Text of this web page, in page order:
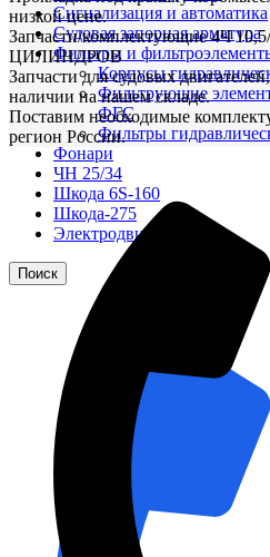
Сигнализация и автоматика
Судовая запорная арматура
Фильтры и
Корпусы
Фильтрующие
ФГС
Фильтры
Фонари
ЧН 25/34
Шкода 6S-160
Шкода-275
Электродвигатели
Поиск
низкой цене.
Запчасти/комплектующие 4Ч
ЦИЛИНДРОВ
Запчасти для судовых
наличии на нашем складе.
Поставим необходимые
регион России.